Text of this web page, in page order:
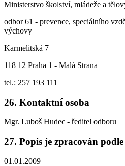
Ministerstvo školství, mládeže a
odbor 61 - prevence, speciálního
výchovy
Karmelitská 7
118 12 Praha 1 - Malá Strana
tel.: 257 193 111
26. Kontaktní osoba
Mgr. Luboš Hudec - ředitel odboru
27. Popis je zpracován
01.01.2009